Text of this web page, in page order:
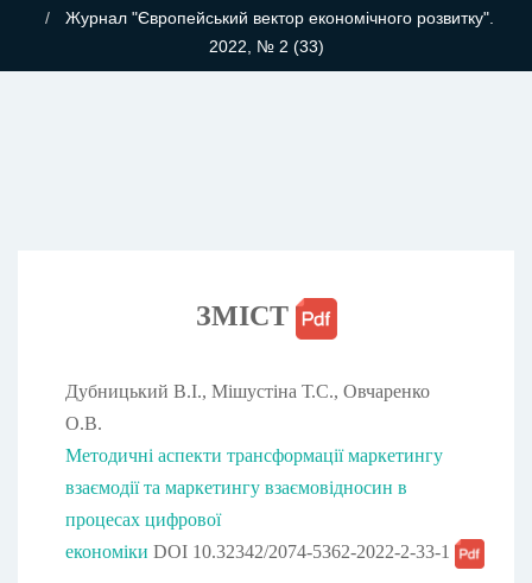
Журнал "Європейський вектор економічного розвитку".
2022, № 2 (33)
ЗМІСТ
Дубницький В.І., Мішустіна Т.С., Овчаренко
О.В.
Методичні аспекти трансформації маркетингу
взаємодії та маркетингу взаємовідносин в
процесах цифрової
економіки DOI 10.32342/2074-5362-2022-2-33-1